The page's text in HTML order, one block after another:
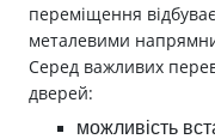
переміщення
металевими
Серед важливих
дверей:
можливість